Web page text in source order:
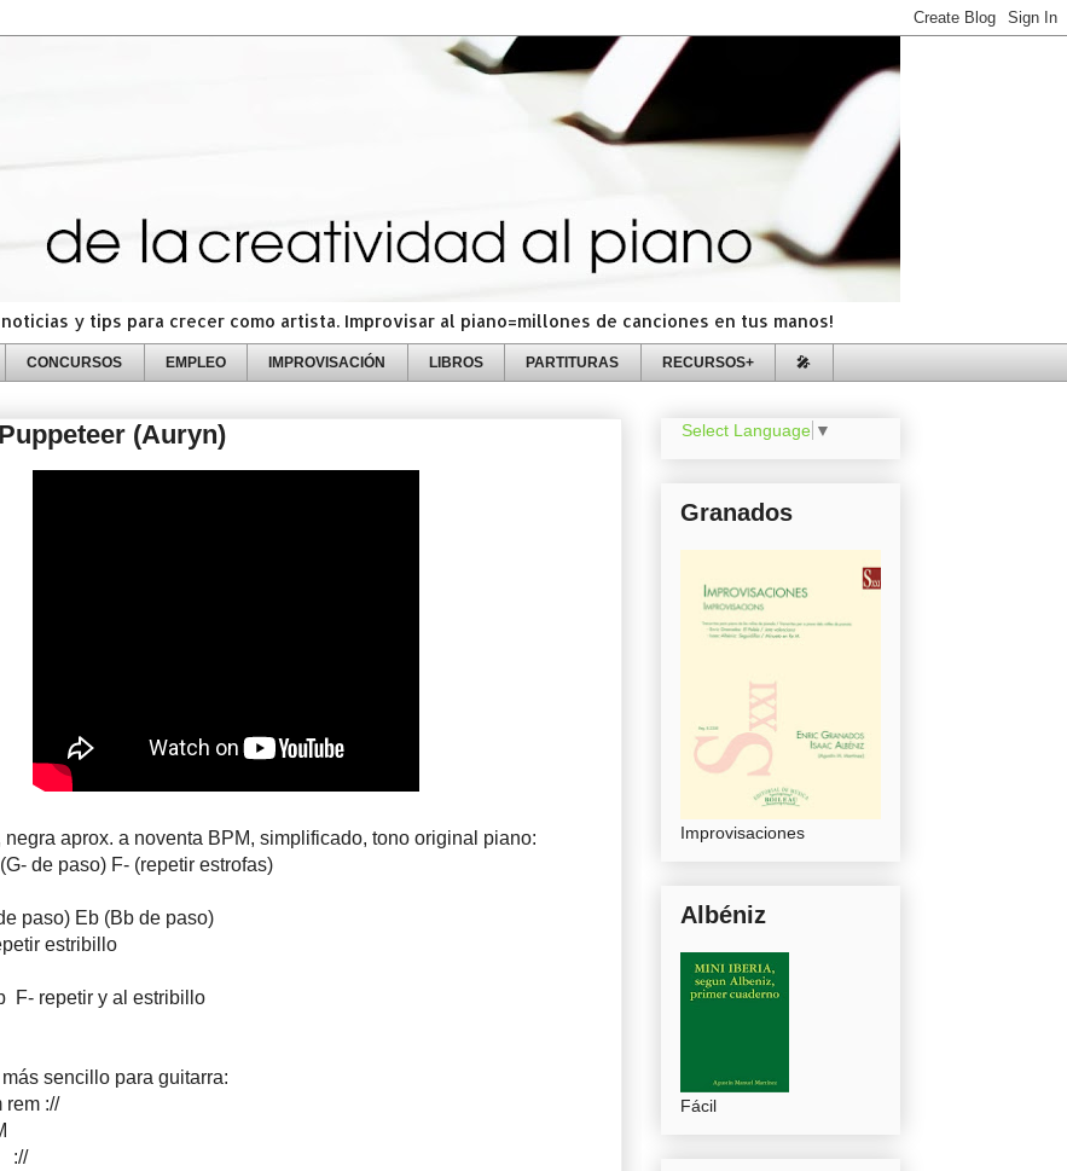
noticias y tips para crecer como artista. Improvisar al piano=millones de canciones en tus manos!
CONCURSOS EMPLEO IMPROVISACIÓN LIBROS PARTITURAS RECURSOS+ 🎤
(Auryn)
negra aprox. a noventa BPM, simplificado, tono original piano:
de paso) F- (repetir estrofas)
paso) Eb (Bb de paso)
estribillo
F- repetir y al estribillo
sencillo para guitarra:
rem ://
Select Language ▼
Granados
Improvisaciones
Albéniz
Fácil